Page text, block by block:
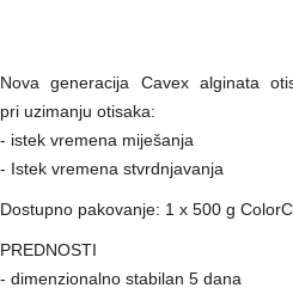
Nova generacija Cavex alginata
pri uzimanju otisaka:
- istek vremena miješanja
- Istek vremena stvrdnjavanja
Dostupno pakovanje: 1 x 500 g
PREDNOSTI
- dimenzionalno stabilan 5 dana